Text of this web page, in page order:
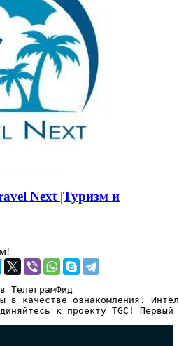
Next |Туризм и
ТелеграмФид
в качестве ознакомления.
к проекту TGC!